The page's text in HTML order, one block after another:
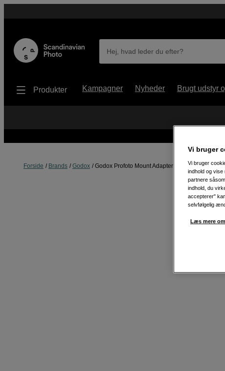
Hej, hvad leder du efter?
Produkter Kampagner Nyheder Brugt udstyr
Forside Brands Godox Godox Profoto Mount Adapter Parabolic Light
Vi bruger
Vi bruger
indhold og
partnere
indhold, du
accepterer"
selvfølgelig
Læs mere